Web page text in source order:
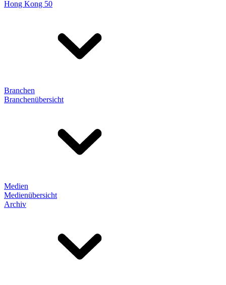
Hong Kong 50
Branchen
Branchenübersicht
Medien
Medienübersicht
Archiv